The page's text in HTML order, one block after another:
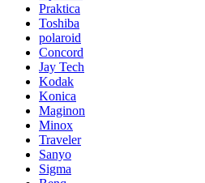
Praktica
Toshiba
polaroid
Concord
Jay Tech
Kodak
Konica
Maginon
Minox
Traveler
Sanyo
Sigma